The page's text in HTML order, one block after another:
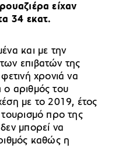
είχαν
34 εκατ.
και με την
επιβατών της
χρονιά να
ο αριθμός του
με το 2019, έτος
προ της
μπορεί να
καθώς η